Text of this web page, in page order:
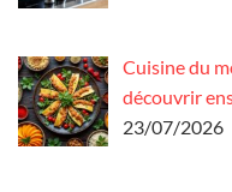
Cuisine du
découvrir
23/07/2026